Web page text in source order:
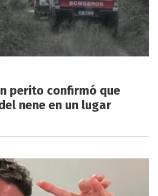
perito confirmó que
nene en un lugar